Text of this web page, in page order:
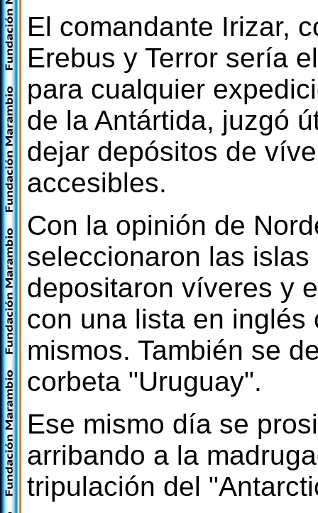
El comandante Irizar,
Erebus y Terror sería
para cualquier
de la Antártida, juzgó
dejar depósitos de
accesibles.
Con la opinión de
seleccionaron las
depositaron víveres y
con una lista en
mismos. También se
corbeta "Uruguay".
Ese mismo día se
arribando a la
tripulación del